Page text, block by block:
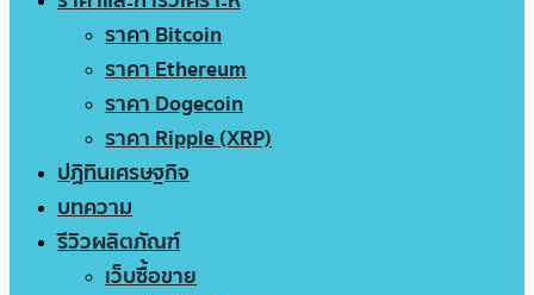
ราคา Bitcoin
ราคา Ethereum
ราคา Dogecoin
ราคา Ripple (XRP)
ปฏิทินเศรษฐกิจ
บทความ
รีวิวผลิตภัณฑ์
เว็บซื้อขาย